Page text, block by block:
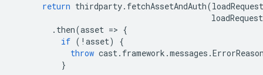
return thirdparty. fetchAssetAndAuth(
. then(asset => {
if ( ! asset)
{
throw cast. framework .messages .
}